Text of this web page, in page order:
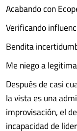
Acabando con
Verificando
Bendita
Me niego a
Después de casi
la vista es una
improvisación, el
incapacidad de